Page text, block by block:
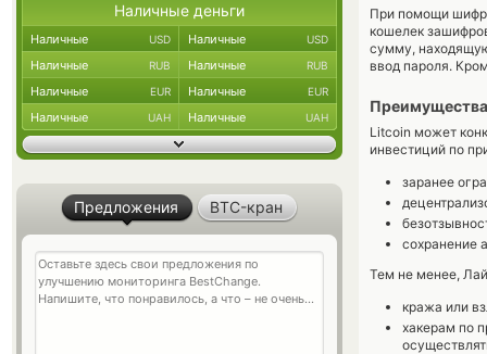
При помощи
кошелек
сумму,
ввод пароля.
Litcoin может
инвестиций по
заранее
сохранение
Тем не менее,
кража или
хакерам по
Наличные деньги
Наличные USD Наличные USD
Наличные RUB Наличные RUB
Наличные EUR Наличные EUR
Наличные UAH Наличные UAH
Предложения BTC-кран